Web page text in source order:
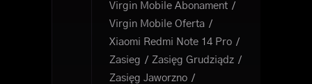
Virgin Mobile Abonament
Virgin Mobile Oferta
Xiaomi Redmi Note 14 Pro
Zasieg
Zasięg Grudziądz
Zasięg Jaworzno